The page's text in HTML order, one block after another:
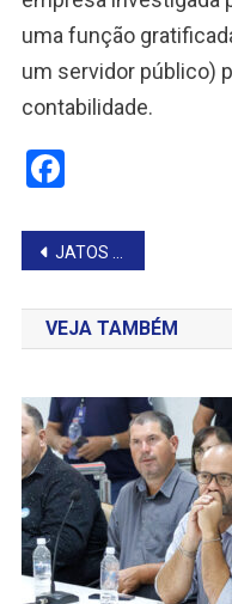
uma função
um servidor público)
contabilidade.
Facebook
Navegação
de
Post
JATOS DE ATÉ R$ 40 MILHÕES E KING AIR: AS AERONAVES QUE APARECEM EM PISTA DE FAZENDA
VEJA TAMBÉM